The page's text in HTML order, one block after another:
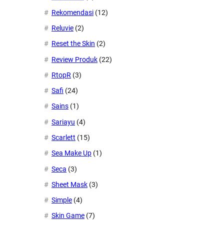
Rekomendasi (12)
Reluvie (2)
Reset the Skin (2)
Review Produk (22)
RtopR (3)
Safi (24)
Sains (1)
Sariayu (4)
Scarlett (15)
Sea Make Up (1)
Seca (3)
Sheet Mask (3)
Simple (4)
Skin Game (7)